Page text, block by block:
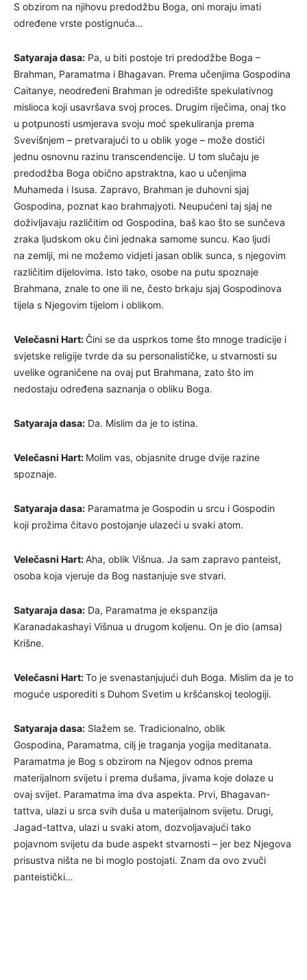
S obzirom na njihovu predodžbu Boga, oni moraju imati
određene vrste postignuća…
Satyaraja dasa: Pa, u biti postoje tri predodžbe Boga –
Brahman, Paramatma i Bhagavan. Prema učenjima Gospodina
Caitanye, neodređeni Brahman je odredište spekulativnog
mislioca koji usavršava svoj proces. Drugim riječima, onaj tko
u potpunosti usmjerava svoju moć spekuliranja prema
Svevišnjem – pretvarajući to u oblik yoge – može dostići
jednu osnovnu razinu transcendencije. U tom slučaju je
predodžba Boga obično apstraktna, kao u učenjima
Muhameda i Isusa. Zapravo, Brahman je duhovni sjaj
Gospodina, poznat kao brahmajyoti. Neupućeni taj sjaj ne
doživljavaju različitim od Gospodina, baš kao što se sunčeva
zraka ljudskom oku čini jednaka samome suncu. Kao ljudi
na zemlji, mi ne možemo vidjeti jasan oblik sunca, s njegovim
različitim dijelovima. Isto tako, osobe na putu spoznaje
Brahmana, znale to one ili ne, često brkaju sjaj Gospodinova
tijela s Njegovim tijelom i oblikom.
Velečasni Hart:Čini se da usprkos tome što mnoge tradicije i
svjetske religije tvrde da su personalističke, u stvarnosti su
uvelike ograničene na ovaj put Brahmana, zato što im
nedostaju određena saznanja o obliku Boga.
Satyaraja dasa: Da. Mislim da je to istina.
Velečasni Hart: Molim vas, objasnite druge dvije razine
spoznaje.
Satyaraja dasa: Paramatma je Gospodin u srcu i Gospodin
koji prožima čitavo postojanje ulazeći u svaki atom.
Velečasni Hart:Aha, oblik Višnua. Ja sam zapravo panteist,
osoba koja vjeruje da Bog nastanjuje sve stvari.
Satyaraja dasa: Da, Paramatma je ekspanzija
Karanadakashayi Višnua u drugom koljenu. On je dio (amsa)
Krišne.
Velečasni Hart:To je svenastanjujući duh Boga. Mislim da je to
moguće usporediti s Duhom Svetim u kršćanskoj teologiji.
Satyaraja dasa: Slažem se. Tradicionalno, oblik
Gospodina, Paramatma, cilj je traganja yogija meditanata.
Paramatma je Bog s obzirom na Njegov odnos prema
materijalnom svijetu i prema dušama, jivama koje dolaze u
ovaj svijet. Paramatma ima dva aspekta. Prvi, Bhagavan-
tattva, ulazi u srca svih duša u materijalnom svijetu. Drugi,
Jagad-tattva, ulazi u svaki atom, dozvoljavajući tako
pojavnom svijetu da bude aspekt stvarnosti – jer bez Njegova
prisustva ništa ne bi moglo postojati. Znam da ovo zvuči
panteistički…